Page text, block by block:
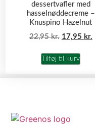
dessertvafler med
hasselnøddecreme –
Knuspino Hazelnut
22,95kr. 17,95 kr.
Tilføj til kurv